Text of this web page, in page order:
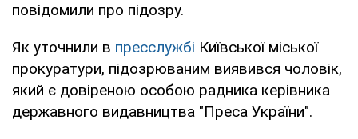
повідомили про підозру.
Як уточнили в пресслужбі Київської міської
прокуратури, підозрюваним виявився чоловік,
який є довіреною особою радника керівника
державного видавництва "Преса України".